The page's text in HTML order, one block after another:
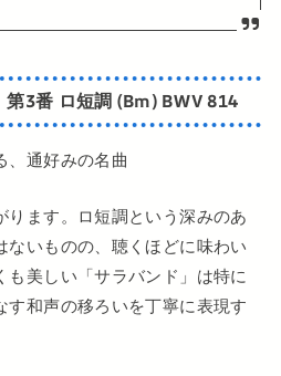
3番 ロ短調 (Bm) BWV 814
、通好みの名曲
ります。ロ短調という深みのあ
ないものの、聴くほどに味わい
も美しい「サラバンド」は特に
和声の移ろいを丁寧に表現す